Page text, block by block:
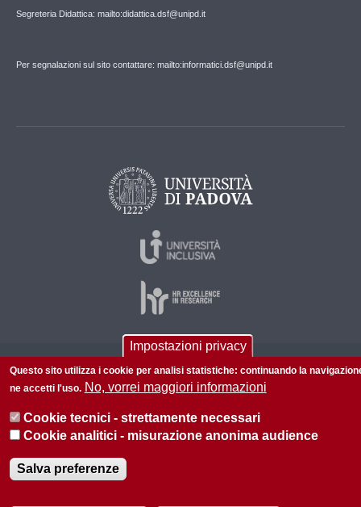
Segreteria Didattica: mailto:didattica.dsf@unipd.it
Per segnalazioni sul sito contattare: mailto:informatici.dsf@unipd.it
© 2026 Università di Padova - Tutti i diritti riservati
P.I. 00742430283 C.F. 80006480281
Informazioni su questo sito Privacy policy
Impostazioni privacy
Questo sito utilizza i cookie per analisi statistiche: continuando la
ne accetti l'uso. No, vorrei maggiori informazioni
Cookie tecnici - strettamente necessari
Cookie analitici - misurazione anonima audience
Salva preferenze